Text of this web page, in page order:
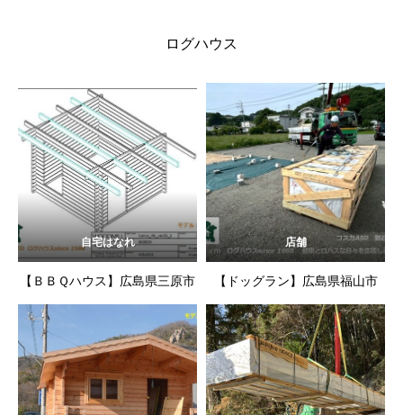
ログハウス
自宅はなれ
【ＢＢＱハウス】広島県三原市
店舗
【ドッグラン】広島県福山市